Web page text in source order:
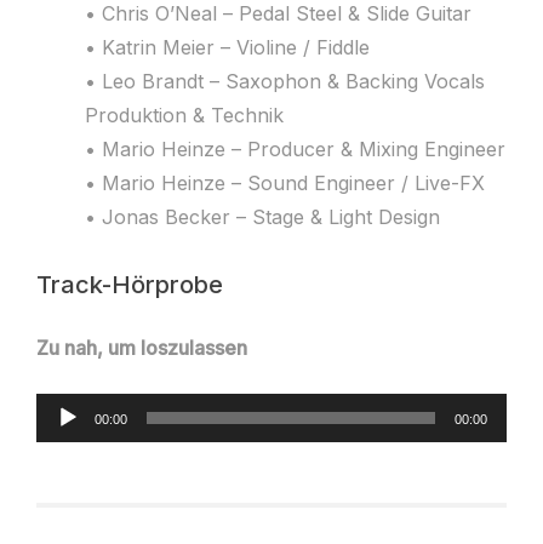
• Chris O’Neal – Pedal Steel & Slide Guitar
• Katrin Meier – Violine / Fiddle
• Leo Brandt – Saxophon & Backing Vocals
Produktion & Technik
• Mario Heinze – Producer & Mixing Engineer
• Mario Heinze – Sound Engineer / Live-FX
• Jonas Becker – Stage & Light Design
Track-Hörprobe
Zu nah, um loszulassen
Audio-
Player
00:00 00:00